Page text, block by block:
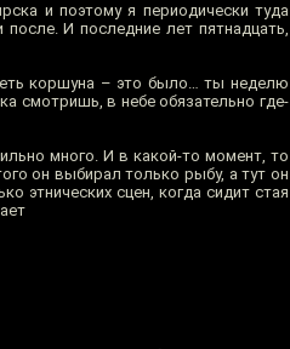
и поэтому я периодически туда
И последние лет пятнадцать,
коршуна – это было… ты неделю
смотришь, в небе обязательно где-
много. И в какой-то момент, то
он выбирал только рыбу, а тут он
этнических сцен, когда сидит стая